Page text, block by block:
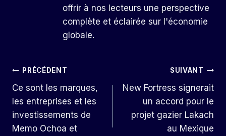
offrir à nos lecteurs une perspective
complète et éclairée sur l'économie
globale.
Navigation
De
L’article
PRÉCÉDENT
Ce sont les marques,
les entreprises et les
investissements de
Memo Ochoa et
SUIVANT
New Fortress signerait
un accord pour le
projet gazier Lakach
au Mexique